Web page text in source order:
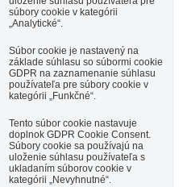
súbory cookie v kategórii
„Analytické“.
Súbor cookie je nastavený na
základe súhlasu so súbormi cookie
GDPR na zaznamenanie súhlasu
používateľa pre súbory cookie v
kategórii „Funkčné“.
Tento súbor cookie nastavuje
doplnok GDPR Cookie Consent.
Súbory cookie sa používajú na
uloženie súhlasu používateľa s
ukladaním súborov cookie v
kategórii „Nevyhnutné“.